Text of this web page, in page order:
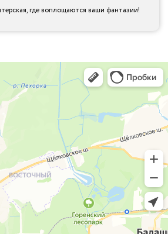
где воплощаются ваши фантазии!